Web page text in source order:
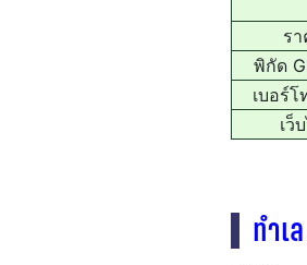
ร
พิกัด
เบอร์
เว็
ทำเ